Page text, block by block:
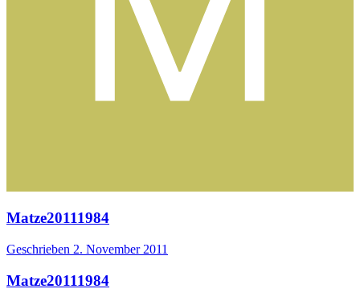
Matze20111984
Geschrieben 2. November 2011
Matze20111984